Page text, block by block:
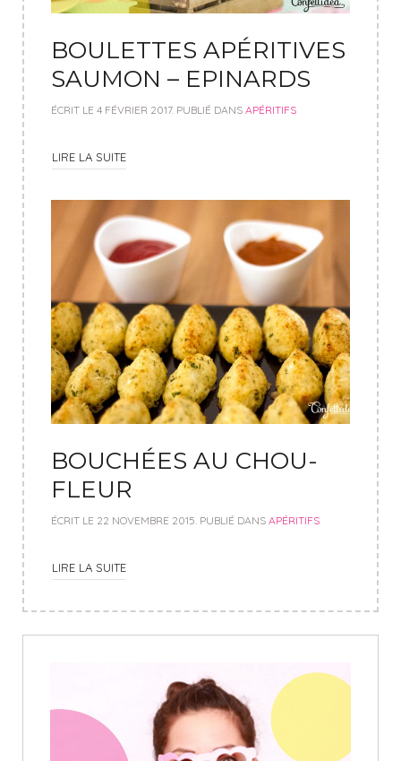
BOULETTES APÉRITIVES
SAUMON – EPINARDS
ÉCRIT LE 4 FÉVRIER 2017. PUBLIÉ DANS APÉRITIFS
LIRE LA SUITE
BOUCHÉES AU CHOU-
FLEUR
ÉCRIT LE 22 NOVEMBRE 2015. PUBLIÉ DANS APÉRITIFS
LIRE LA SUITE